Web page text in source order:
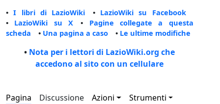
•I libri di LazioWiki • LazioWiki su Facebook
• LazioWiki su X • Pagine collegate a questa
scheda • Una pagina a caso • Le ultime modifiche
• Nota per i lettori di LazioWiki.org che
accedono al sito con un cellulare
Pagina Discussione Azioni Strumenti